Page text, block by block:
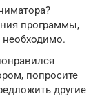
программы,
необходимо.
попросите
другие